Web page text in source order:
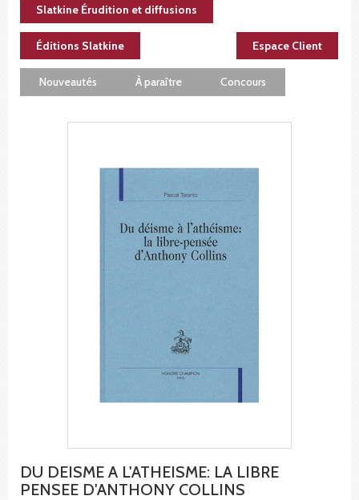
Slatkine Érudition et diffusions
Éditions Slatkine Espace Client
Nouveautés À paraître Concours
DU DEISME A L'ATHEISME: LA LIBRE
PENSEE D'ANTHONY COLLINS